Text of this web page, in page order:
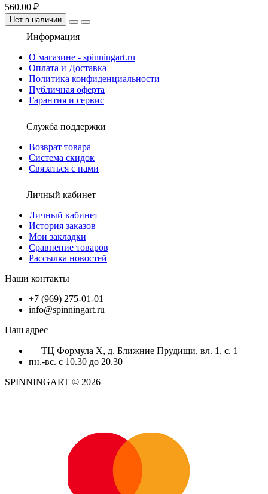
560.00 ₽
Нет в наличии
Информация
О магазине - spinningart.ru
Оплата и Доставка
Политика конфиденциальности
Публичная оферта
Гарантия и сервис
Служба поддержки
Возврат товара
Система скидок
Связаться с нами
Личный кабинет
Личный кабинет
История заказов
Мои закладки
Сравнение товаров
Рассылка новостей
Наши контакты
+7 (969) 275-01-01
info@spinningart.ru
Наш адрес
ТЦ Формула X, д. Ближние Прудищи, вл. 1, с. 1
пн.-вс. с 10.30 до 20.30
SPINNINGART © 2026